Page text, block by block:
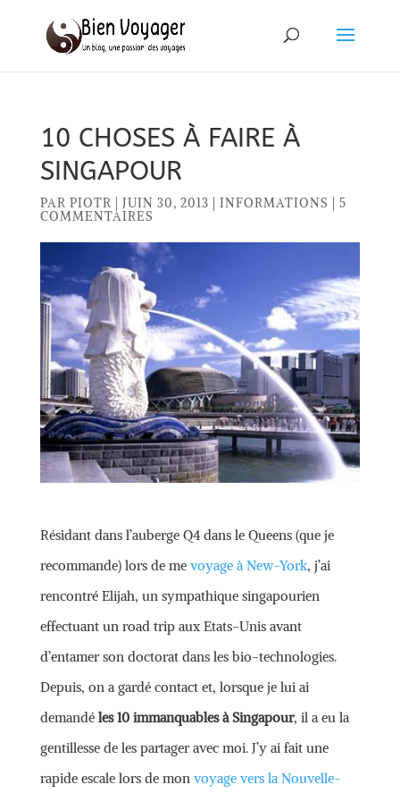
10 CHOSES À FAIRE À
SINGAPOUR
PAR PIOTR JUIN 30, 2013 INFORMATIONS
5
COMMENTAIRES
Résidant dans l’auberge Q4 dans le Queens (que je
recommande) lors de me voyage à New-York, j’ai
rencontré Elijah, un sympathique singapourien
effectuant un road trip aux Etats-Unis avant
d’entamer son doctorat dans les bio-technologies.
Depuis, on a gardé contact et, lorsque je lui ai
demandé les 10 immanquables à Singapour, il a eu la
gentillesse de les partager avec moi. J’y ai fait une
rapide escale lors de mon voyage vers la Nouvelle-